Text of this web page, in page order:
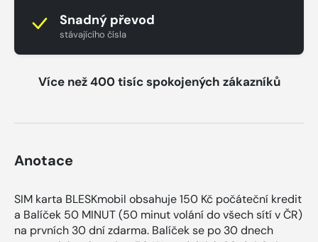
Snadný převod
stávajícího čísla
Více než 400 tisíc spokojených zákazníků
Anotace
SIM karta BLESKmobil obsahuje 150 Kč počáteční kredit
a Balíček 50 MINUT (50 minut volání do všech sítí v ČR)
na prvních 30 dní zdarma. Balíček se po 30 dnech